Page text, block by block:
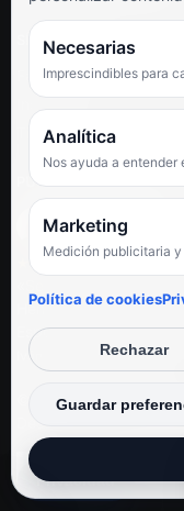
SÍGUENOS
Facebook
TikTok
PUNTUACIÓN DE 4,6
★★★★★
Hemos comprado en
Espectacular, servicio
Iván Rodríguez Ramos
© Electrodirecto 2026
Necesarias
Imprescindibles para
Analítica
Nos ayuda a entender
Marketing
Medición publicitaria
Política de cookies
Rechazar
Guardar
Privacidad